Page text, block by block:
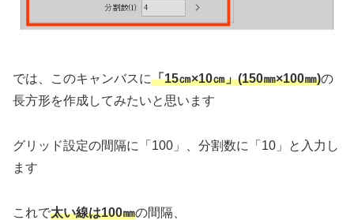
では、このキャンバスに「15㎝×10㎝」(150㎜×100㎜)の
長方形を作成してみたいと思います
グリッド設定の間隔に「100」、分割数に「10」と入力し
ます
これで太い線は100㎜の間隔、